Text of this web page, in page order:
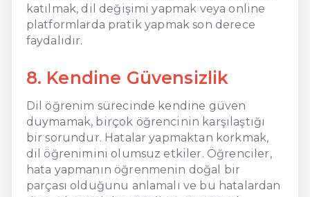
katılmak, dil değişimi yapmak veya online
platformlarda pratik yapmak son derece
faydalıdır.
8. Kendine Güvensizlik
Dil öğrenim sürecinde kendine güven
duymamak, birçok öğrencinin karşılaştığı
bir sorundur. Hatalar yapmaktan korkmak,
dil öğrenimini olumsuz etkiler. Öğrenciler,
hata yapmanın öğrenmenin doğal bir
parçası olduğunu anlamalı ve bu hatalardan